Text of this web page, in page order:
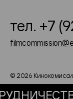
тел. +7
© 2026